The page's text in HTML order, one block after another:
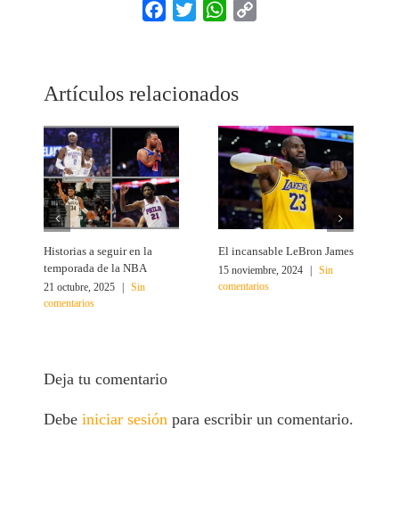
Facebook
Twitter WhatsApp
Artículos relacionados
Historias a seguir en la
temporada de la NBA
21 octubre, 2025
Sin
comentarios
El incansable LeBron James
15 noviembre, 2024
Sin
comentarios
Deja tu comentario
Debeiniciar sesiónpara escribir un comentario.